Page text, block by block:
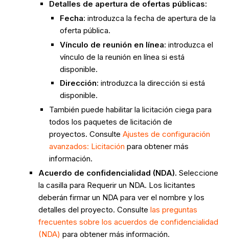
Detalles de apertura de ofertas públicas:
Fecha: introduzca la fecha de apertura de la
oferta pública.
Vínculo de reunión en línea: introduzca el
vínculo de la reunión en línea si está
disponible.
Dirección: introduzca la dirección si está
disponible.
También puede habilitar la licitación ciega para
todos los paquetes de licitación de
proyectos. Consulte Ajustes de configuración
avanzados: Licitación para obtener más
información.
Acuerdo de confidencialidad (NDA). Seleccione
la casilla para Requerir un NDA. Los licitantes
deberán firmar un NDA para ver el nombre y los
detalles del proyecto. Consulte las preguntas
frecuentes sobre los acuerdos de confidencialidad
(NDA) para obtener más información.